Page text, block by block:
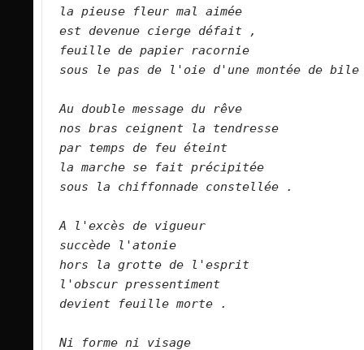
la pieuse fleur mal aimée
est devenue cierge défait ,
feuille de papier racornie
sous le pas de l'oie d'une montée de
Au double message du rêve
nos bras ceignent la tendresse
par temps de feu éteint
la marche se fait précipitée
sous la chiffonnade constellée .
A l'excès de vigueur
succède l'atonie
hors la grotte de l'esprit
l'obscur pressentiment
devient feuille morte .
Ni forme ni visage